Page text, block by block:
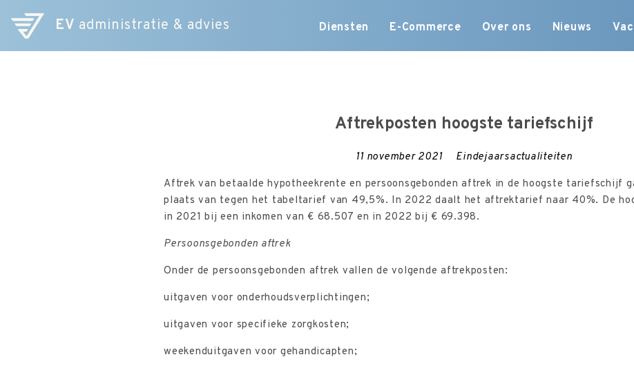
EV administratie & advies
Skip
content
Diensten E-Commerce Over ons Nieuws
Aftrekposten hoogste tariefschijf
11 november 2021 Eindejaarsactualiteiten
Aftrek van betaalde hypotheekrente en persoonsgebonden aftrek in de hoogste tariefschijf
plaats van tegen het tabeltarief van 49,5%. In 2022 daalt het aftrektarief naar 40%. De
in 2021 bij een inkomen van € 68.507 en in 2022 bij € 69.398.
Persoonsgebonden aftrek
Onder de persoonsgebonden aftrek vallen de volgende aftrekposten:
uitgaven voor onderhoudsverplichtingen;
uitgaven voor specifieke zorgkosten;
weekenduitgaven voor gehandicapten;